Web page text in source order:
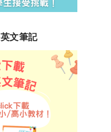
文筆記